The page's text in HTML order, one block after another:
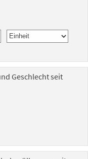
Geschlecht seit